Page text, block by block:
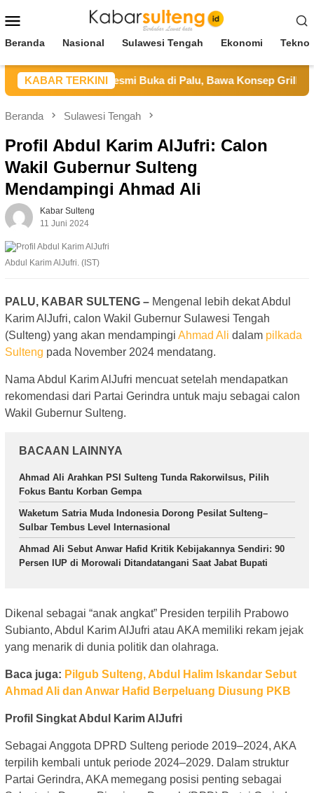
ke
Mobile
Beranda Nasional Sulawesi Tengah Ekonomi
KABAR TERKINI
Restaurant Resmi Buka di Palu, Bawa Konsep Grill dan
Beranda Sulawesi Tengah
Profil Abdul Karim AlJufri: Calon
Wakil Gubernur Sulteng
Mendampingi Ahmad Ali
Kabar Sulteng
11 Juni 2024
Abdul Karim AlJufri. (IST)
PALU, KABAR SULTENG – Mengenal lebih dekat Abdul
Karim AlJufri, calon Wakil Gubernur Sulawesi Tengah
(Sulteng) yang akan mendampingi Ahmad Ali dalam pilkada
Sulteng pada November 2024 mendatang.
Nama Abdul Karim AlJufri mencuat setelah mendapatkan
rekomendasi dari Partai Gerindra untuk maju sebagai calon
Wakil Gubernur Sulteng.
BACAAN LAINNYA
Ahmad Ali Arahkan PSI Sulteng Tunda Rakorwilsus, Pilih
Fokus Bantu Korban Gempa
Waketum Satria Muda Indonesia Dorong Pesilat Sulteng–
Sulbar Tembus Level Internasional
Ahmad Ali Sebut Anwar Hafid Kritik Kebijakannya Sendiri: 90
Persen IUP di Morowali Ditandatangani Saat Jabat Bupati
Dikenal sebagai “anak angkat” Presiden terpilih Prabowo
Subianto, Abdul Karim AlJufri atau AKA memiliki rekam jejak
yang menarik di dunia politik dan olahraga.
Baca juga: Pilgub Sulteng, Abdul Halim Iskandar Sebut
Ahmad Ali dan Anwar Hafid Berpeluang Diusung PKB
Profil Singkat Abdul Karim AlJufri
Sebagai Anggota DPRD Sulteng periode 2019–2024, AKA
terpilih kembali untuk periode 2024–2029. Dalam struktur
Partai Gerindra, AKA memegang posisi penting sebagai